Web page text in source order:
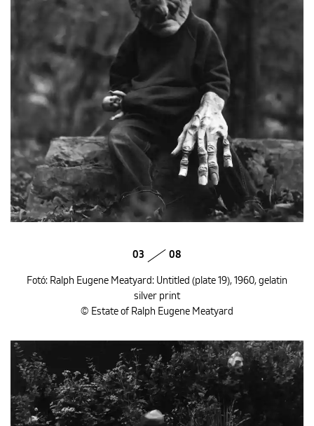
03 08
Fotó: Ralph Eugene Meatyard: Untitled (plate 19), 1960, gelatin
silver print
© Estate of Ralph Eugene Meatyard